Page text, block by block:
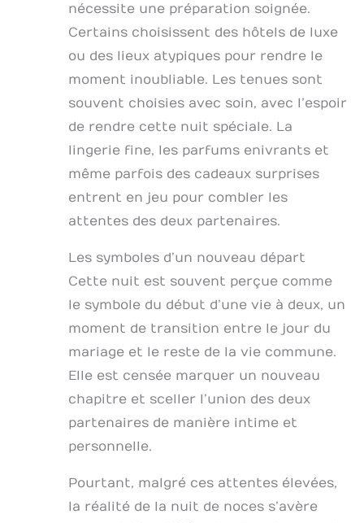
nécessite une préparation soignée.
Certains choisissent des hôtels de luxe
ou des lieux atypiques pour rendre le
moment inoubliable. Les tenues sont
souvent choisies avec soin, avec l’espoir
de rendre cette nuit spéciale. La
lingerie fine, les parfums enivrants et
même parfois des cadeaux surprises
entrent en jeu pour combler les
attentes des deux partenaires.
Les symboles d’un nouveau départ
Cette nuit est souvent perçue comme
le symbole du début d’une vie à deux, un
moment de transition entre le jour du
mariage et le reste de la vie commune.
Elle est censée marquer un nouveau
chapitre et sceller l’union des deux
partenaires de manière intime et
personnelle.
Pourtant, malgré ces attentes élevées,
la réalité de la nuit de noces s’avère